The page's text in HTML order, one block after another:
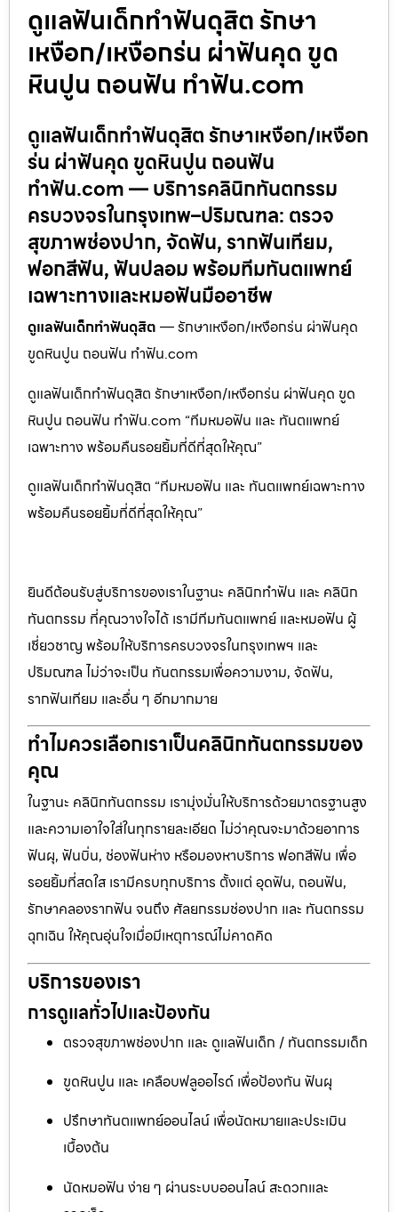
ดูแลฟันเด็กทำฟันดุสิต รักษา
เหงือก/เหงือกร่น ผ่าฟันคุด ขูด
หินปูน ถอนฟัน ทำฟัน.com
ดูแลฟันเด็กทำฟันดุสิต รักษาเหงือก/เหงือก
ร่น ผ่าฟันคุด ขูดหินปูน ถอนฟัน
ทำฟัน.com — บริการคลินิกทันตกรรม
ครบวงจรในกรุงเทพ–ปริมณฑล: ตรวจ
สุขภาพช่องปาก, จัดฟัน, รากฟันเทียม,
ฟอกสีฟัน, ฟันปลอม พร้อมทีมทันตแพทย์
เฉพาะทางและหมอฟันมืออาชีพ
ดูแลฟันเด็กทำฟันดุสิต — รักษาเหงือก/เหงือกร่น ผ่าฟันคุด
ขูดหินปูน ถอนฟัน ทำฟัน.com
ดูแลฟันเด็กทำฟันดุสิต รักษาเหงือก/เหงือกร่น ผ่าฟันคุด ขูด
หินปูน ถอนฟัน ทำฟัน.com “ทีมหมอฟัน และ ทันตแพทย์
เฉพาะทาง พร้อมคืนรอยยิ้มที่ดีที่สุดให้คุณ”
ดูแลฟันเด็กทำฟันดุสิต “ทีมหมอฟัน และ ทันตแพทย์เฉพาะทาง
พร้อมคืนรอยยิ้มที่ดีที่สุดให้คุณ”
ยินดีต้อนรับสู่บริการของเราในฐานะ คลินิกทำฟัน และ คลินิก
ทันตกรรม ที่คุณวางใจได้ เรามีทีมทันตแพทย์ และหมอฟัน ผู้
เชี่ยวชาญ พร้อมให้บริการครบวงจรในกรุงเทพฯ และ
ปริมณฑล ไม่ว่าจะเป็น ทันตกรรมเพื่อความงาม, จัดฟัน,
รากฟันเทียม และอื่น ๆ อีกมากมาย
ทำไมควรเลือกเราเป็นคลินิกทันตกรรมของ
คุณ
ในฐานะ คลินิกทันตกรรม เรามุ่งมั่นให้บริการด้วยมาตรฐานสูง
และความเอาใจใส่ในทุกรายละเอียด ไม่ว่าคุณจะมาด้วยอาการ
ฟันผุ, ฟันบิ่น, ช่องฟันห่าง หรือมองหาบริการ ฟอกสีฟัน เพื่อ
รอยยิ้มที่สดใส เรามีครบทุกบริการ ตั้งแต่ อุดฟัน, ถอนฟัน,
รักษาคลองรากฟัน จนถึง ศัลยกรรมช่องปาก และ ทันตกรรม
ฉุกเฉิน ให้คุณอุ่นใจเมื่อมีเหตุการณ์ไม่คาดคิด
บริการของเรา
การดูแลทั่วไปและป้องกัน
ตรวจสุขภาพช่องปาก และ ดูแลฟันเด็ก / ทันตกรรมเด็ก
ขูดหินปูน และ เคลือบฟลูออไรด์ เพื่อป้องกัน ฟันผุ
ปรึกษาทันตแพทย์ออนไลน์ เพื่อนัดหมายและประเมิน
เบื้องต้น
นัดหมอฟัน ง่าย ๆ ผ่านระบบออนไลน์ สะดวกและ